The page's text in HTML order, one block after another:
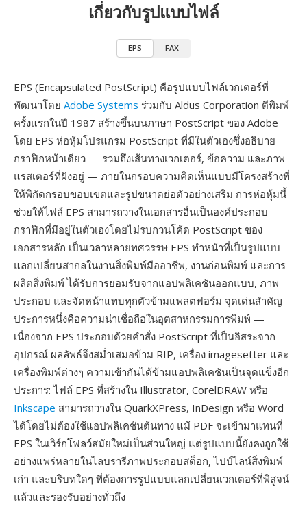
เกี่ยวกับรูปแบบไฟล์
EPS FAX
EPS (Encapsulated PostScript) คือรูปแบบไฟล์เวกเตอร์ที่
พัฒนาโดย Adobe Systems ร่วมกับ Aldus Corporation ตีพิมพ์
ครั้งแรกในปี 1987 สร้างขึ้นบนภาษา PostScript ของ Adobe
โดย EPS ห่อหุ้มโปรแกรม PostScript ที่มีในตัวเองซึ่งอธิบาย
กราฟิกหน้าเดียว — รวมถึงเส้นทางเวกเตอร์, ข้อความ และภาพ
แรสเตอร์ที่ฝังอยู่ — ภายในกรอบความคิดเห็นแบบมีโครงสร้างที่
ให้พิกัดกรอบขอบเขตและรูปขนาดย่อตัวอย่างเสริม การห่อหุ้มนี้
ช่วยให้ไฟล์ EPS สามารถวางในเอกสารอื่นเป็นองค์ประกอบ
กราฟิกที่มีอยู่ในตัวเองโดยไม่รบกวนโค้ด PostScript ของ
เอกสารหลัก เป็นเวลาหลายทศวรรษ EPS ทำหน้าที่เป็นรูปแบบ
แลกเปลี่ยนสากลในงานสิ่งพิมพ์มืออาชีพ, งานก่อนพิมพ์ และการ
ผลิตสิ่งพิมพ์ ได้รับการยอมรับจากแอปพลิเคชันออกแบบ, ภาพ
ประกอบ และจัดหน้าแทบทุกตัวข้ามแพลตฟอร์ม จุดเด่นสำคัญ
ประการหนึ่งคือความน่าเชื่อถือในอุตสาหกรรมการพิมพ์ —
เนื่องจาก EPS ประกอบด้วยคำสั่ง PostScript ที่เป็นอิสระจาก
อุปกรณ์ ผลลัพธ์จึงสม่ำเสมอข้าม RIP, เครื่อง imagesetter และ
เครื่องพิมพ์ต่างๆ ความเข้ากันได้ข้ามแอปพลิเคชันเป็นจุดแข็งอีก
ประการ: ไฟล์ EPS ที่สร้างใน Illustrator, CorelDRAW หรือ
Inkscape สามารถวางใน QuarkXPress, InDesign หรือ Word
ได้โดยไม่ต้องใช้แอปพลิเคชันต้นทาง แม้ PDF จะเข้ามาแทนที่
EPS ในเวิร์กโฟลว์สมัยใหม่เป็นส่วนใหญ่ แต่รูปแบบนี้ยังคงถูกใช้
อย่างแพร่หลายในไลบรารีภาพประกอบสต็อก, ไปป์ไลน์สิ่งพิมพ์
เก่า และบริบทใดๆ ที่ต้องการรูปแบบแลกเปลี่ยนเวกเตอร์ที่พิสูจน์
แล้วและรองรับอย่างทั่วถึง